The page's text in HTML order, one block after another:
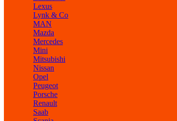
Lexus
Lynk & Co
MAN
Mazda
Mercedes
Mini
Mitsubishi
Nissan
Opel
Peugeot
Porsche
Renault
Saab